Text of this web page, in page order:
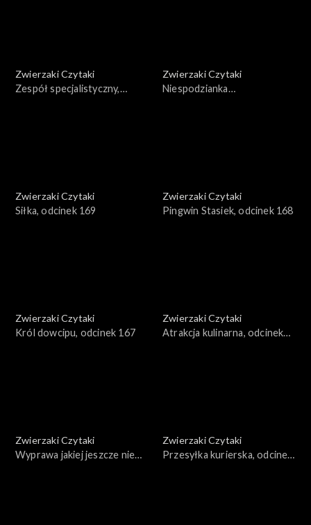
Zwierzaki Czytaki
Zespół specjalistyczny,
Zwierzaki Czytaki
Niespodzianka
Zwierzaki Czytaki
Siłka, odcinek 169
Zwierzaki Czytaki
Pingwin Stasiek, odcinek 168
Zwierzaki Czytaki
Król dowcipu, odcinek 167
Zwierzaki Czytaki
Atrakcja kulinarna, odcinek
Zwierzaki Czytaki
Wyprawa jakiej jeszcze nie
Zwierzaki Czytaki
Przesyłka kurierska, odcinek